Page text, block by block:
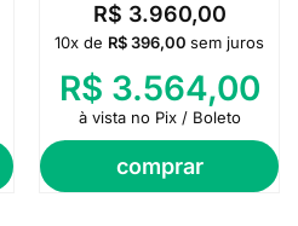
R$ 3.960,00
comprar
10x de R$396,00 sem juros
R$ 3.564,00
à vista no Pix / Boleto